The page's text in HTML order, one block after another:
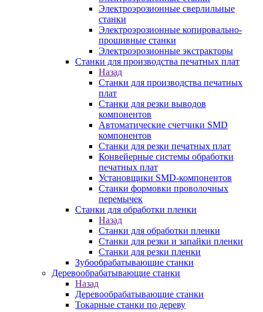
Электроэрозионные сверлильные
станки
Электроэрозионные копировально-
прошивные станки
Электроэрозионные экстракторы
Станки для производства печатных плат
Назад
Станки для производства печатных
плат
Станки для резки выводов
компонентов
Автоматические счетчики SMD
компонентов
Станки для резки печатных плат
Конвейерные системы обработки
печатных плат
Установщики SMD-компонентов
Станки формовки проволочных
перемычек
Станки для обработки пленки
Назад
Станки для обработки пленки
Станки для резки и запайки пленки
Станки для резки пленки
Зубообрабатывающие станки
Деревообрабатывающие станки
Назад
Деревообрабатывающие станки
Токарные станки по дереву